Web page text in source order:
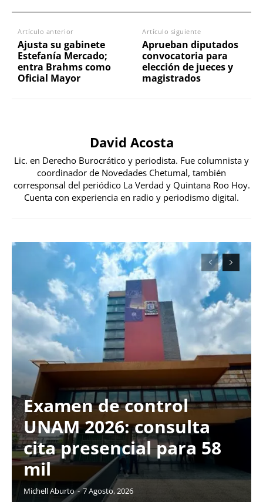
Artículo anterior
Ajusta su gabinete
Estefanía Mercado;
entra Brahms como
Oficial Mayor
Artículo siguiente
Aprueban diputados
convocatoria para
elección de jueces y
magistrados
David Acosta
Lic. en Derecho Burocrático y periodista. Fue columnista y
coordinador de Novedades Chetumal, también
corresponsal del periódico La Verdad y Quintana Roo Hoy.
Cuenta con experiencia en radio y periodismo digital.
Examen de control
UNAM 2026: consulta
cita presencial para 58
mil
Michell Aburto - 7 Agosto, 2026